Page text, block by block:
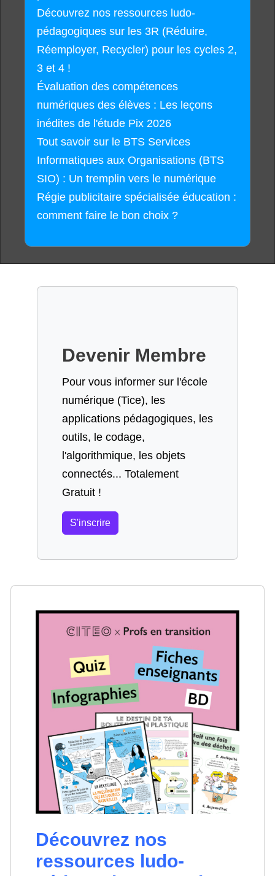
Découvrez nos ressources ludo-
pédagogiques sur les 3R (Réduire,
Réemployer, Recycler) pour les cycles 2,
3 et 4 !
Évaluation des compétences
numériques des élèves : Les leçons
inédites de l'étude Pix 2026
Tout savoir sur le BTS Services
Informatiques aux Organisations (BTS
SIO) : Un tremplin vers le numérique
Régie publicitaire spécialisée éducation :
comment faire le bon choix ?
Devenir Membre
Pour vous informer sur l'école
numérique (Tice), les
applications pédagogiques, les
outils, le codage,
l'algorithmique, les objets
connectés... Totalement
Gratuit !
S'inscrire
Découvrez nos
ressources ludo-